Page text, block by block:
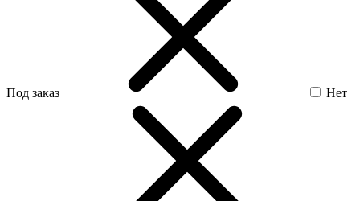
Под заказ Нет